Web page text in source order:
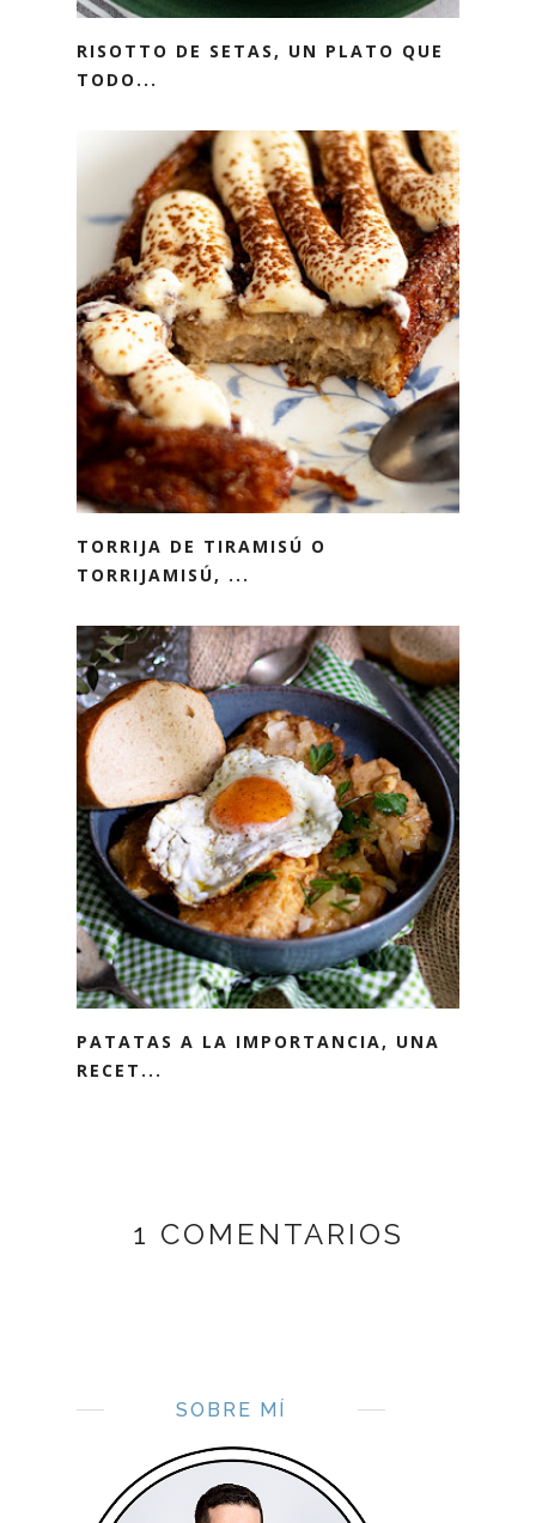
RISOTTO DE SETAS, UN PLATO QUE
TODO...
TORRIJA DE TIRAMISÚ O
TORRIJAMISÚ, ...
PATATAS A LA IMPORTANCIA, UNA
RECET...
1 COMENTARIOS
SOBRE MÍ